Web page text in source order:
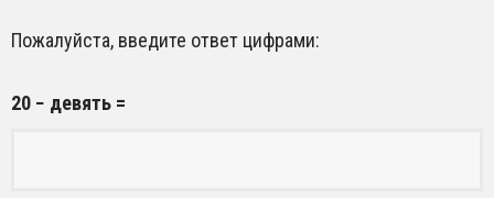
Пожалуйста, введите ответ цифрами:
20 − девять =